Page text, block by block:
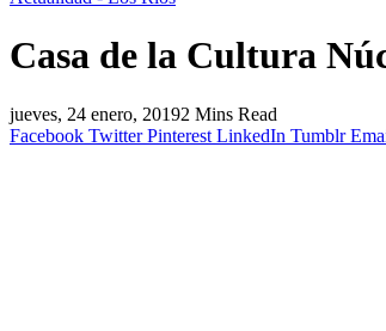
Casa de la Cultura
jueves, 24 enero, 20192 Mins Read
Facebook Twitter Pinterest LinkedIn Tumblr